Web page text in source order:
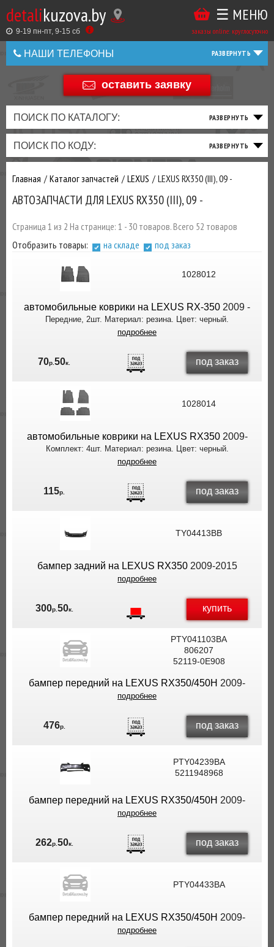
detalikuzova.by
9-19 пн-пт, 9-15 cб заказы online: круглосуточно
☰ МЕНЮ
НАШИ ТЕЛЕФОНЫ
+375 44 586 05 44
оставить заявку
ПОИСК ПО КАТАЛОГУ:
ПОИСК ПО КОДУ:
Главная Каталог запчастей LEXUS LEXUS RX350 (III), 09 -
АВТОЗАПЧАСТИ ДЛЯ LEXUS RX350 (III), 09 -
Страница 1 из 2 На странице: 1 - 30 товаров. Всего 52 товаров
Отобразить товары:
на складе под заказ
1028012
автомобильные коврики на LEXUS RX-350 2009 -
Передние, 2шт. Материал: резина. Цвет: черный.
подробнее
70р.50к. под заказ
1028014
автомобильные коврики на LEXUS RX3502009-
Комплект: 4шт. Материал: резина. Цвет: черный.
подробнее
115р. под заказ
TY04413BB
бампер задний на LEXUS RX3502009-2015
подробнее
300р. 50к. купить
PTY041103BA
806207
52119-0E908
бампер передний на LEXUS RX350/450H 2009-
подробнее
476р. под заказ
PTY04239BA
5211948968
бампер передний на LEXUS RX350/450H 2009-
подробнее
262р. 50к. под заказ
PTY04433BA
бампер передний на LEXUS RX350/450H 2009-
подробнее
Купить
в
1
Беларусь
+375
+375
ТАКЖЕ
ВЫ
МОЖЕТЕ
У
ЗАКАЗАТЬ
ТО
ФИЛЬТРА
ТОРМОЗНАЯ
СИСТЕМА
ПОДВЕСКА
РУЛЕВОЕ
ТРАНСМИССИЯ
ПРИВОД
ДВИГАТЕЛЬ
ВЫХЛОП
ЭЛЕКТРИКА
ОСВЕЩЕНИЕ
РАСХОДНИКИ,
ЗАПЧАСТИ К
ЗАКАЗУ ЧЕРЕЗ